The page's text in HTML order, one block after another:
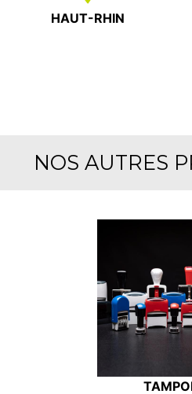
HAUT-RHIN
NOS AUTRES